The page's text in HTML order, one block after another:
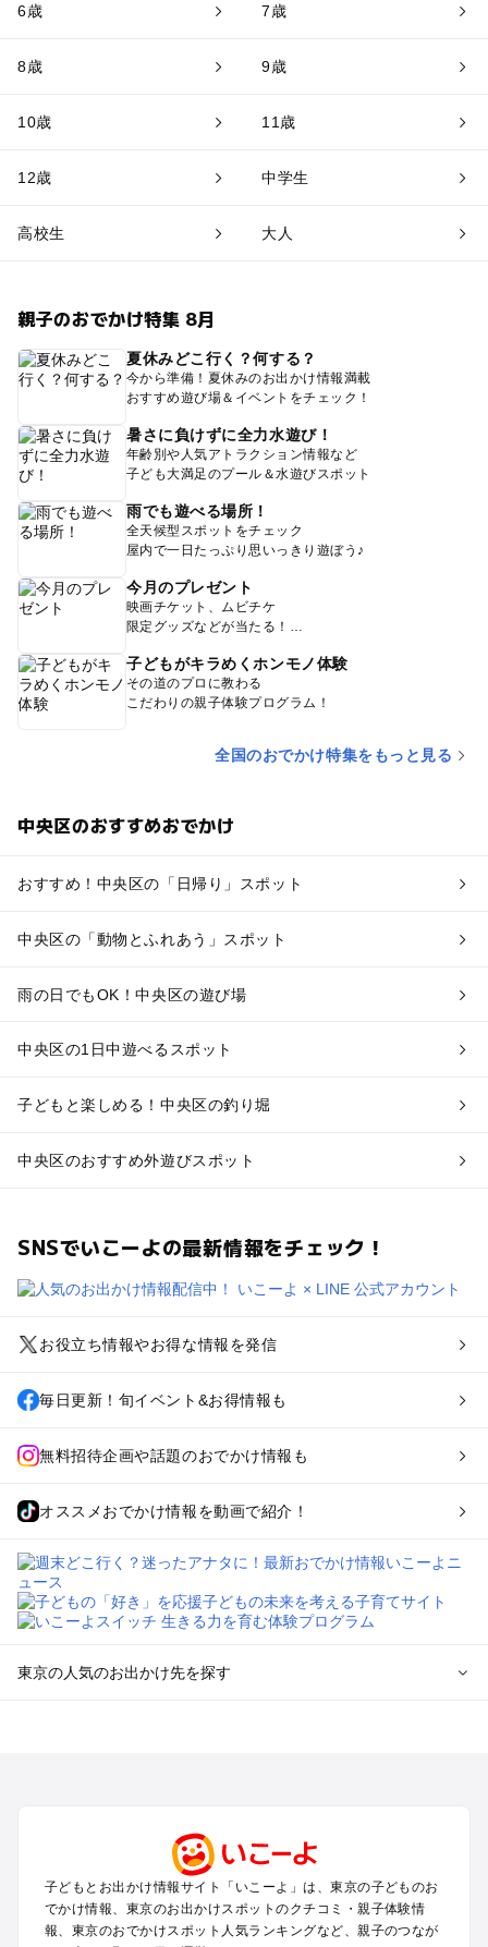
6歳 7歳
8歳 9歳
10歳 11歳
12歳 中学生
高校生 大人
親子のおでかけ特集 8月
夏休みどこ行く？何する？
今から準備！夏休みのお出かけ情報満載
おすすめ遊び場＆イベントをチェック！
暑さに負けずに全力水遊び！
年齢別や人気アトラクション情報など
子ども大満足のプール＆水遊びスポット
雨でも遊べる場所！
全天候型スポットをチェック
屋内で一日たっぷり思いっきり遊ぼう♪
今月のプレゼント
映画チケット、ムビチケ
限定グッズなどが当たる！
子どもがキラめくホンモノ体験
その道のプロに教わる
こだわりの親子体験プログラム！
全国のおでかけ特集をもっと見る
中央区のおすすめおでかけ
おすすめ！中央区の「日帰り」スポット
中央区の「動物とふれあう」スポット
雨の日でもOK！中央区の遊び場
中央区の1日中遊べるスポット
子どもと楽しめる！中央区の釣り堀
中央区のおすすめ外遊びスポット
SNSでいこーよの最新情報をチェック！
お役立ち情報やお得な情報を発信
毎日更新！旬イベント&お得情報も
無料招待企画や話題のおでかけ情報も
オススメおでかけ情報を動画で紹介！
東京の人気のお出かけ先を探す
町田・相模原・愛川・上野原のプールお出かけ
渋谷・原宿・恵比寿・中目黒・自由が丘のプールお出かけ
池袋・赤羽・王子・巣鴨・目白・石神井のプールお出かけ
新宿・高田馬場・代々木・千駄ヶ谷のプールお出かけ
子どもとお出かけ情報サイト「いこーよ」は、東京の子どものお
でかけ情報、東京のお出かけスポットのクチコミ・親子体験情
報、東京のおでかけスポット人気ランキングなど、親子のつなが